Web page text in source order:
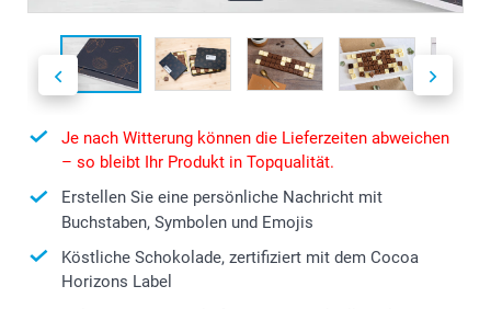
Je nach Witterung können die Lieferzeiten abweichen
– so bleibt Ihr Produkt in Topqualität.
Erstellen Sie eine persönliche Nachricht mit
Buchstaben, Symbolen und Emojis
Köstliche Schokolade, zertifiziert mit dem Cocoa
Horizons Label